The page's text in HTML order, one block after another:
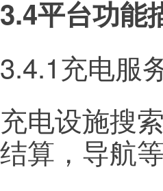
3.4平台功能
3.4.1充电服
充电设施搜
结算，导航等